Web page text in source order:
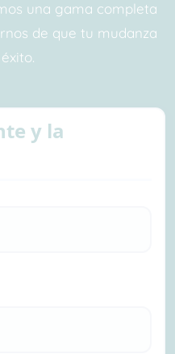
una gama completa
de que tu mudanza
y la